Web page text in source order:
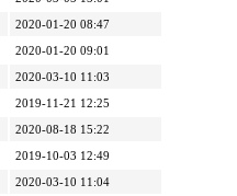
2020-01-20 08:47
2020-01-20 09:01
2020-03-10 11:03
2019-11-21 12:25
2020-08-18 15:22
2019-10-03 12:49
2020-03-10 11:04